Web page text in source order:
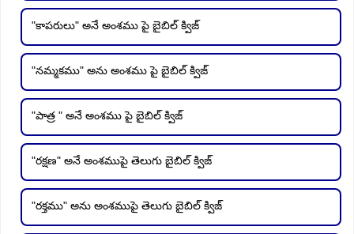
"కాపరులు" అనే అంశము పై బైబిల్ క్విజ్
"నమ్మకము" అను అంశము పై బైబిల్ క్విజ్
"పాత్ర " అనే అంశము పై బైబిల్ క్విజ్
"రక్షణ" అనే అంశముపై తెలుగు బైబిల్ క్విజ్
"రక్తము" అను అంశముపై తెలుగు బైబిల్ క్విజ్